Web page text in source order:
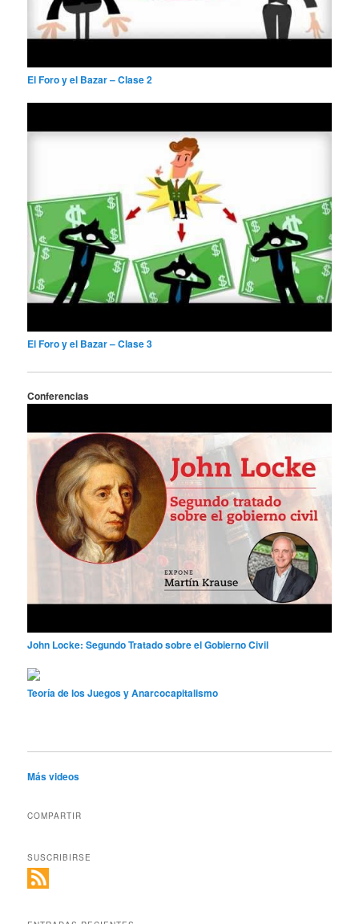
El Foro y el Bazar – Clase 2
El Foro y el Bazar – Clase 3
Conferencias
John Locke: Segundo Tratado sobre el Gobierno Civil
Teoría de los Juegos y Anarcocapitalismo
Más videos
COMPARTIR
SUSCRIBIRSE